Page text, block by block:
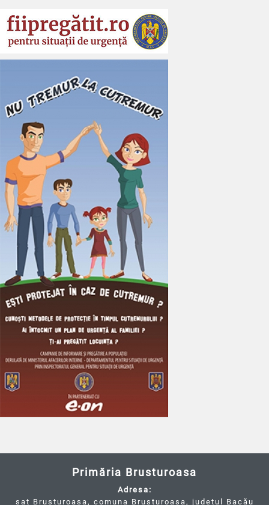
Primăria Brusturoasa
Adresa:
sat Brusturoasa, comuna Brusturoasa, județul Bacău